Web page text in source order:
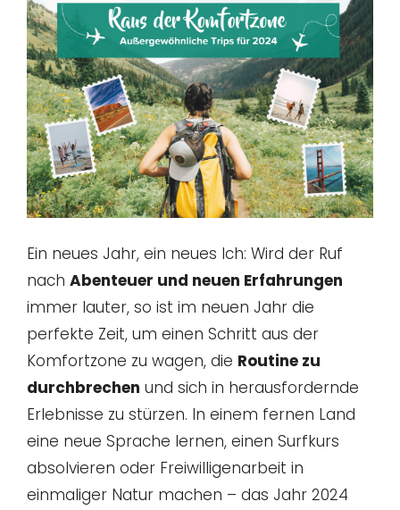
Ein neues Jahr, ein neues Ich: Wird der Ruf
nach Abenteuer und neuen Erfahrungen
immer lauter, so ist im neuen Jahr die
perfekte Zeit, um einen Schritt aus der
Komfortzone zu wagen, die Routine zu
durchbrechen und sich in herausfordernde
Erlebnisse zu stürzen. In einem fernen Land
eine neue Sprache lernen, einen Surfkurs
absolvieren oder Freiwilligenarbeit in
einmaliger Natur machen – das Jahr 2024